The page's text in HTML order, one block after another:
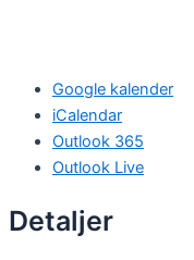
Google kalender
iCalendar
Outlook 365
Outlook Live
Detaljer